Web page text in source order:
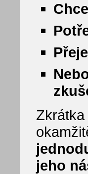
jeho